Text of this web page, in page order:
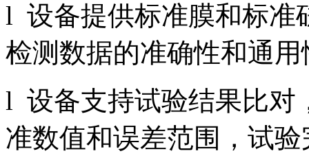
l 设备提供标准膜和标准
检测数据的准确性和通用
l 设备支持试验结果比对
准数值和误差范围，试